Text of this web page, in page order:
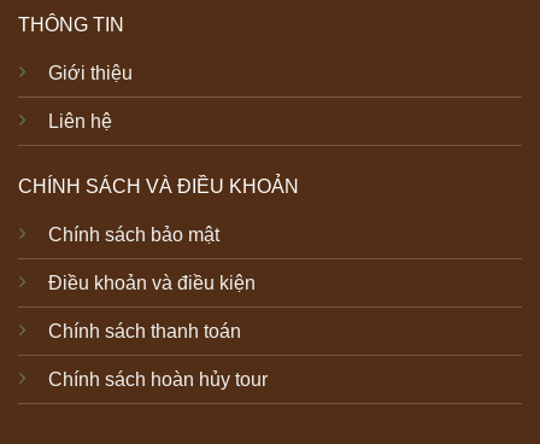
THÔNG TIN
Giới thiệu
Liên hệ
CHÍNH SÁCH VÀ ĐIỀU KHOẢN
Chính sách bảo mật
Điều khoản và điều kiện
Chính sách thanh toán
Chính sách hoàn hủy tour